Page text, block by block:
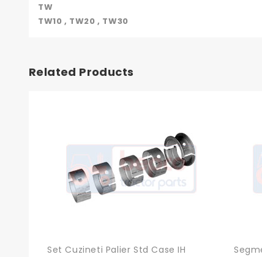
TW
TW10 , TW20 , TW30
Related Products
Set Cuzineti Palier Std Case IH